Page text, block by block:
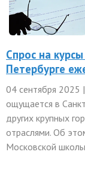
Спрос на
Петербурге
04 сентября 2025
ощущается в
других крупных
отраслями. Об
Московской